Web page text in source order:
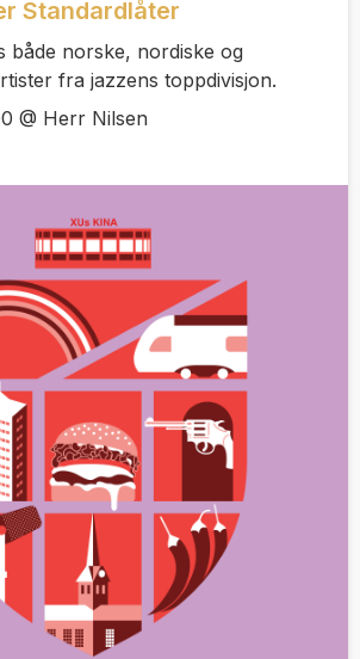
Standardlåter
både norske, nordiske og
fra jazzens toppdivisjon.
@ Herr Nilsen